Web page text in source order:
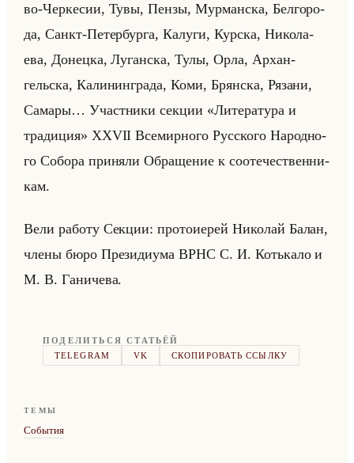
во-Чер­ке­сии, Тувы, Пензы, Мур­ман­ска, Бел­го­ро­
да, Санкт-Пе­тер­бур­га, Ка­лу­ги, Кур­ска, Ни­ко­ла­
ева, До­нец­ка, Лу­ган­ска, Тулы, Орла, Ар­хан­
гельска, Ка­ли­нин­гра­да, Коми, Брян­ска, Ря­за­ни,
Са­ма­ры… Участ­ни­ки сек­ции «Литература и
традиция» XXVII Все­мир­но­го Рус­ско­го На­род­но­
го Со­бо­ра при­ня­ли Об­ра­ще­ние к со­оте­че­ствен­ни­
кам.
Вели ра­бо­ту Сек­ции: про­то­ие­рей Ни­ко­лай Балан,
члены бюро Пре­зи­ди­ума ВРНС С. И. Котька­ло и
М. В. Га­ни­че­ва.
ПОДЕЛИТЬСЯ СТАТЬЁЙ
TELEGRAM
VK СКОПИРОВАТЬ ССЫЛКУ
ТЕМЫ
События